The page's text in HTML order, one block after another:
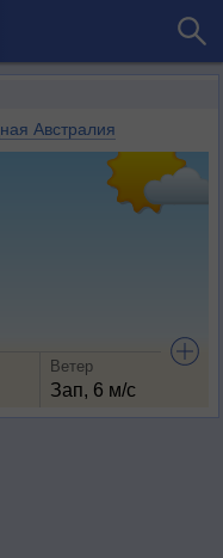
Австралия
Ветер
Зап, 6 м/с